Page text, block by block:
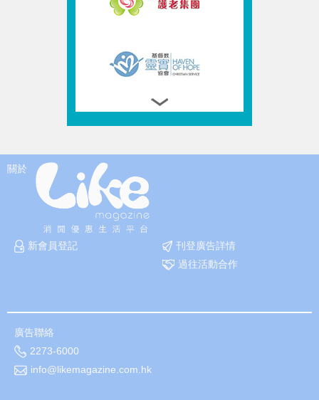
關於
新會員登記
刊登廣告詳情
過往活動合作
廣告聯絡
2273-6000
info@likemagazine.com.hk